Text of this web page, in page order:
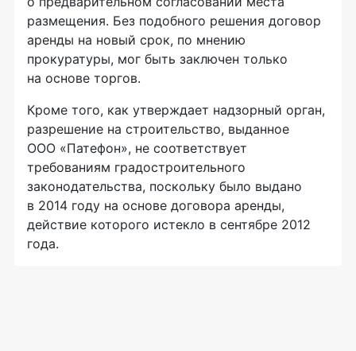
размещения. Без подобного решения договор
аренды на новый срок, по мнению
прокуратуры, мог быть заключен только
на основе торгов.
Кроме того, как утверждает надзорный орган,
разрешение на строительство, выданное
ООО «Патефон», не соответствует
требованиям градостроительного
законодательства, поскольку было выдано
в 2014 году на основе договора аренды,
действие которого истекло в сентябре 2012
года.